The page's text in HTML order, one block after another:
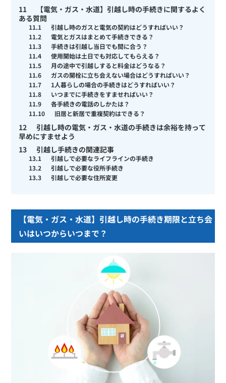
11
【電気・ガス・水道】引越し時の手続きに関するよく
ある質問
11.1
引越し時のガスと電気の契約はどうすればいい？
11.2
電気とガスはまとめて手続きできる？
11.3
手続きは引越し当日でも間に合う？
11.4
使用開始は土日でも対応してもらえる？
11.5
月の途中で引越しすると料金はどうなる？
11.6
ガスの開栓に立ち会えない場合はどうすればいい？
11.7
1人暮らしの場合の手続きはどうすればいい？
11.8
いつまでに手続きをすませればいい？
11.9
各手続きの電話のしかたは？
11.10
旧居と新居で重複契約はできる？
12
引越し時の電気・ガス・水道の手続きは余裕を持って
早めにすませよう
13
引越し手続きの関連記事
13.1
引越しで必要なライフラインの手続き
13.2
引越しで必要な役所手続き
13.3
引越しで必要な住所変更
【電気・ガス・水道】引越し時の手続き期限と立ち会
いはいつからいつまで？